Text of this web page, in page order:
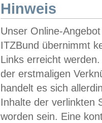
Hinweis
Unser Online-
ITZBund übernimmt
Links erreicht
der erstmaligen
handelt es sich
Inhalte der verlinkten
worden sein. Eine